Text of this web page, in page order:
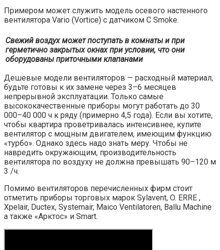
Примером может служить модель осевого настенного
вентилятора Vario (Vortice) с датчиком C Smoke.
Свежий воздух может поступать в комнаты и при
герметично закрытых окнах при условии, что они
оборудованы приточными клапанами
Дешевые модели вентиляторов — расходный материал,
будьте готовы к их замене через 3–6 месяцев
непрерывной эксплуатации. Только самые
высококачественные приборы могут работать до 30
000–40 000 ч к ряду (примерно 4,5 года). Если вы хотите,
чтобы квартира проветривалась интенсивнее, купите
вентилятор с мощным двигателем, имеющим функцию
«турбо». Однако здесь надо знать меру. Чтобы не
навредить окружающим, производительность
вентилятора по воздуху не должна превышать 90–120 м
3 /ч.
Помимо вентиляторов перечисленных фирм стоит
отметить приборы торговых марок Sylavent, O. ERRE ,
Xpelair, Ductex, Systemair, Maico Ventilatoren, Ballu Machine
а также «Арктос» и Smart.